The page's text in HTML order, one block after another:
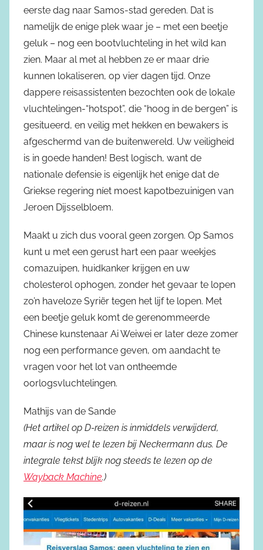
eerste dag naar Samos-stad gereden. Dat is
namelijk de enige plek waar je – met een beetje
geluk – nog een bootvluchteling in het wild kan
zien. Maar al met al hebben ze er maar drie
kunnen lokaliseren, op vier dagen tijd. Onze
dappere reisassistenten bezochten ook de lokale
vluchtelingen-“hotspot”, die “hoog in de bergen” is
gesitueerd, en veilig met hekken en bewakers is
afgeschermd van de buitenwereld. Uw veiligheid
is in goede handen! Best logisch, want de
nationale defensie is eigenlijk het enige dat de
Griekse regering níet moest kapotbezuinigen van
Jeroen Dijsselbloem.
Maakt u zich dus vooral geen zorgen. Op Samos
kunt u met een gerust hart een paar weekjes
comazuipen, huidkanker krijgen en uw
cholesterol ophogen, zonder het gevaar te lopen
zo’n haveloze Syriër tegen het lijf te lopen. Met
een beetje geluk komt de gerenommeerde
Chinese kunstenaar Ai Weiwei er later deze zomer
nog een performance geven, om aandacht te
vragen voor het lot van ontheemde
oorlogsvluchtelingen.
Mathijs van de Sande
(Het artikel op D-reizen is inmiddels verwijderd,
maar is nog wel te lezen bij Neckermann dus. De
integrale tekst blijk nog steeds te lezen op de
Wayback Machine.)